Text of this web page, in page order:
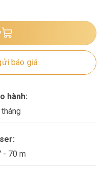
báo giá
hành:
- 70 m